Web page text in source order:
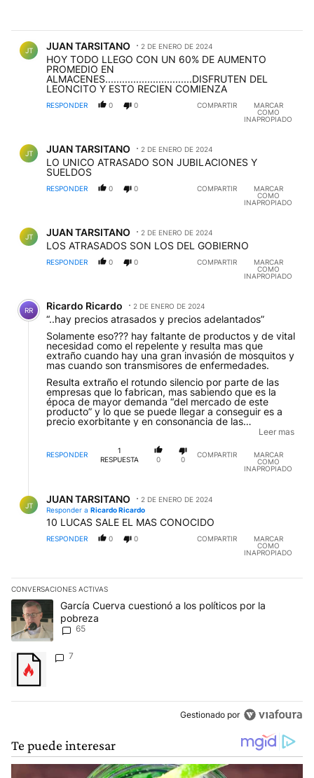
JT JUAN TARSITANO 2 DE ENERO DE 2024
HOY TODO LLEGO CON UN 60% DE AUMENTO
PROMEDIO EN
ALMACENES...............................DISFRUTEN DEL
LEONCITO Y ESTO RECIEN COMIENZA
RESPONDER 0 0 COMPARTIR
MARCAR
COMO
INAPROPIADO
JT JUAN TARSITANO 2 DE ENERO DE 2024
LO UNICO ATRASADO SON JUBILACIONES Y
SUELDOS
RESPONDER 0 0 COMPARTIR
MARCAR
COMO
INAPROPIADO
JT JUAN TARSITANO 2 DE ENERO DE 2024
LOS ATRASADOS SON LOS DEL GOBIERNO
RESPONDER 0 0 COMPARTIR
MARCAR
COMO
INAPROPIADO
RR Ricardo Ricardo 2 DE ENERO DE 2024
“..hay precios atrasados y precios adelantados”
Solamente eso??? hay faltante de productos y de vital
necesidad como el repelente y resulta mas que
extraño cuando hay una gran invasión de mosquitos y
mas cuando son transmisores de enfermedades.
Resulta extraño el rotundo silencio por parte de las
empresas que lo fabrican, mas sabiendo que es la
época de mayor demanda “del mercado de este
producto” y lo que se puede llegar a conseguir es a
precio exorbitante y en consonancia de las
aduciendo que el único lugar donde se reproduce el
mosquito en las casas y no en los lugares públicos y
Leer mas
RESPONDER
1
RESPUESTA
0 0
COMPARTIR
MARCAR
COMO
INAPROPIADO
JT
JUAN TARSITANO
2 DE ENERO DE 2024
Responder a Ricardo Ricardo
10 LUCAS SALE EL MAS CONOCIDO
RESPONDER 0 0 COMPARTIR
MARCAR
COMO
INAPROPIADO
CONVERSACIONES ACTIVAS
Este listado muestra los artículos con más comentarios en los
Un artículo de tendencia con el título "García Cuerva cuestionó
García Cuerva cuestionó a los políticos por la
pobreza
65
Un artículo de tendencia con el título "" con 7 comentarios.
7
Gestionado por